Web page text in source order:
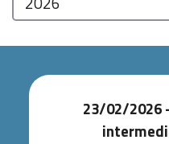
23/02/2026